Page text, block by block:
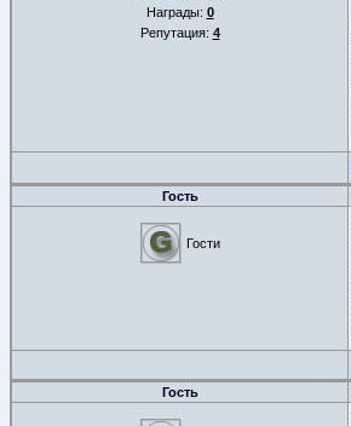
Награды: 0
Репутация: 4
Гость
Гости
Гость